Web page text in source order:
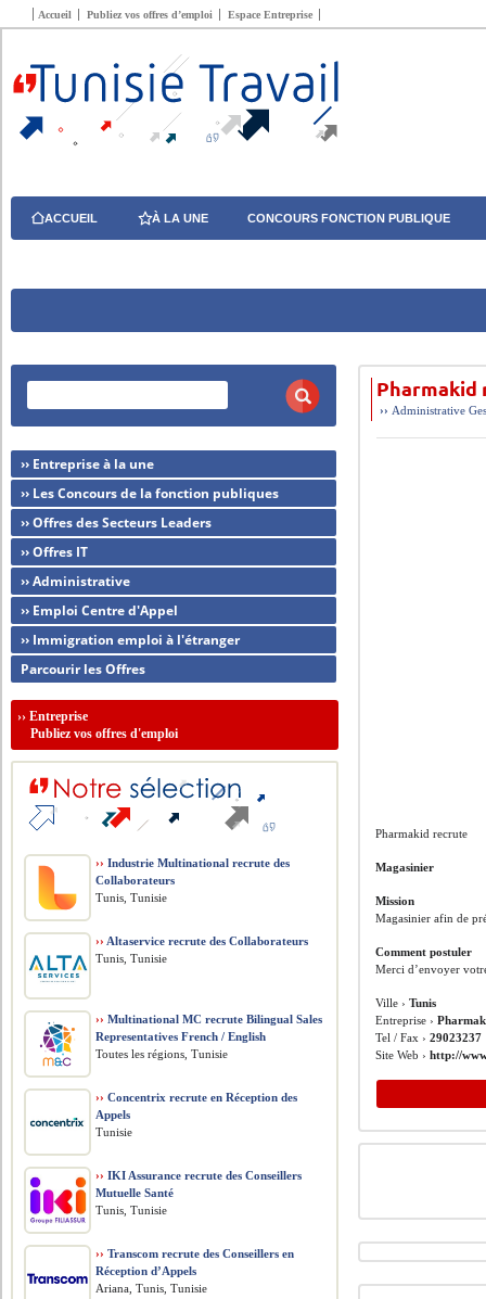
Accueil Publiez vos offres d’emploi Espace Entreprise
ACCUEIL À LA UNE CONCOURS FONCTION PUBLIQUE
›› Administrative
Pharmakid recrute
Magasinier
Mission
Magasinier afin de
Comment postuler
Merci d’envoyer
Ville ›Tunis
Entreprise ›
Tel / Fax › 29023237
Site Web ›http://
›› Entreprise à la une
›› Les Concours de la fonction publiques
›› Offres des Secteurs Leaders
›› Offres IT
›› Administrative
›› Emploi Centre d'Appel
›› Immigration emploi à l'étranger
Parcourir les Offres
››Entreprise
Publiez vos offres d'emploi
›› Industrie Multinational recrute des
Collaborateurs
Tunis, Tunisie
›› Altaservice recrute des Collaborateurs
Tunis, Tunisie
›› Multinational MC recrute Bilingual Sales
Representatives French / English
Toutes les régions, Tunisie
›› Concentrix recrute en Réception des
Appels
Tunisie
›› IKI Assurance recrute des Conseillers
Mutuelle Santé
Tunis, Tunisie
›› Transcom recrute des Conseillers en
Réception d’Appels
Ariana, Tunis, Tunisie